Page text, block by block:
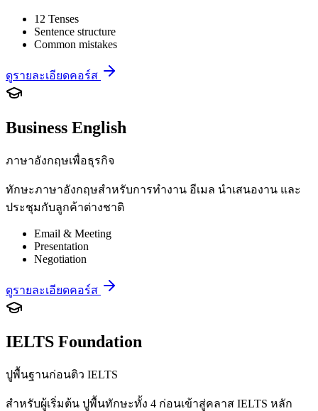
12 Tenses
Sentence structure
Common mistakes
ดูรายละเอียดคอร์ส
Business English
ภาษาอังกฤษเพื่อธุรกิจ
ทักษะภาษาอังกฤษสำหรับการทำงาน อีเมล นำเสนองาน และ
ประชุมกับลูกค้าต่างชาติ
Email & Meeting
Presentation
Negotiation
ดูรายละเอียดคอร์ส
IELTS Foundation
ปูพื้นฐานก่อนติว IELTS
สำหรับผู้เริ่มต้น ปูพื้นทักษะทั้ง 4 ก่อนเข้าสู่คลาส IELTS หลัก